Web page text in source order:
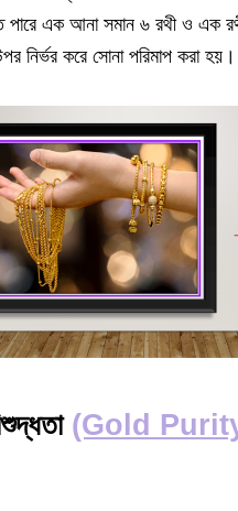
পারে এক আনা সমান ৬ রথী ও এক
নির্ভর করে সোনা পরিমাপ করা হয়।
(Gold